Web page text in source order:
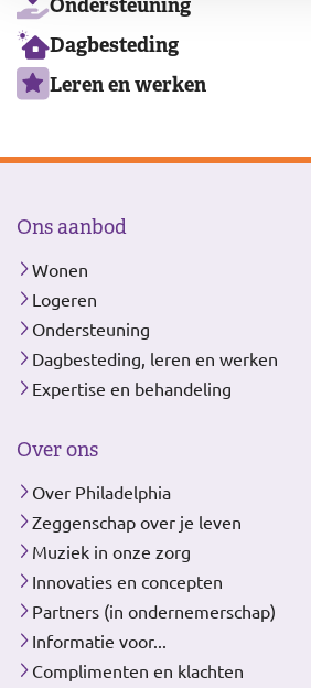
Dagbesteding
Leren en werken
Ons aanbod
Wonen
Logeren
Ondersteuning
Dagbesteding, leren en werken
Expertise en behandeling
Over ons
Over Philadelphia
Zeggenschap over je leven
Muziek in onze zorg
Innovaties en concepten
Partners (in ondernemerschap)
Informatie voor...
Complimenten en klachten